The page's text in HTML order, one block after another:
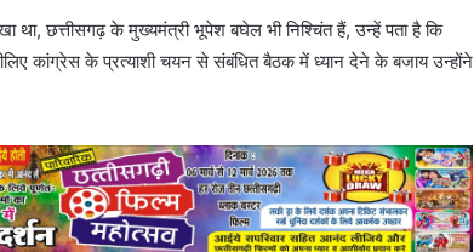
था, छत्तीसगढ़ के मुख्यमंत्री भूपेश बघेल भी निश्चिंत हैं, उन्हें पता है कि
कांग्रेस के प्रत्याशी चयन से संबंधित बैठक में ध्यान देने के बजाय उन्होंने